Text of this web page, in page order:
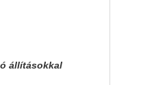
állításokkal